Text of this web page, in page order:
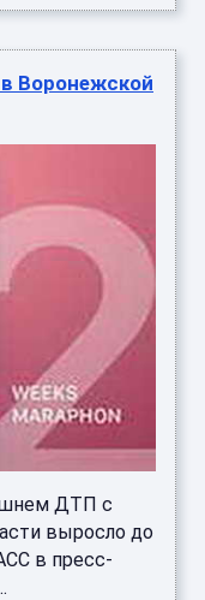
Воронежской
ДТП с
выросло до
в пресс-